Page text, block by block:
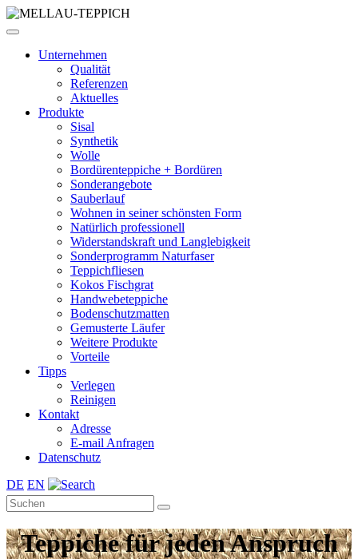
Unternehmen
Qualität
Referenzen
Aktuelles
Produkte
Sisal
Synthetik
Wolle
Bordürenteppiche + Bordüren
Sonderangebote
Sauberlauf
Wohnen in seiner schönsten Form
Natürlich professionell
Widerstandskraft und Langlebigkeit
Sonderprogramm Naturfaser
Teppichfliesen
Kokos Fischgrat
Handwebeteppiche
Bodenschutzmatten
Gemusterte Läufer
Weitere Produkte
Vorteile
Tipps
Verlegen
Reinigen
Kontakt
Adresse
E-mail Anfragen
Datenschutz
DE EN
Teppiche für jeden Anspruch